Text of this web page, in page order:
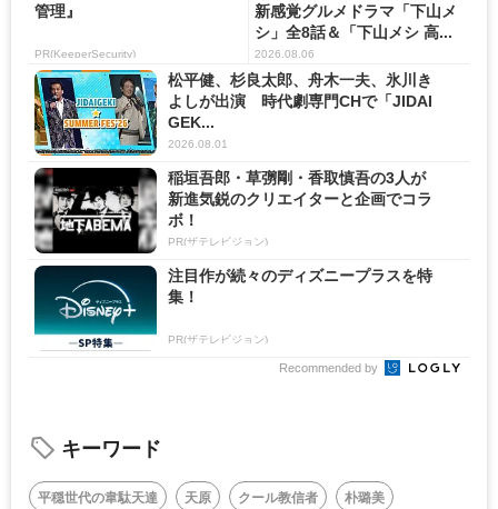
管理』
PR(KeeperSecurity)
新感覚グルメドラマ「下山メ
シ」全8話＆「下山メシ 高...
2026.08.06
松平健、杉良太郎、舟木一夫、氷川き
よしが出演 時代劇専門CHで「JIDAI
GEK...
2026.08.01
稲垣吾郎・草彅剛・香取慎吾の3人が
新進気鋭のクリエイターと企画でコラ
ボ！
PR(ザテレビジョン)
注目作が続々のディズニープラスを特
集！
PR(ザテレビジョン)
Recommended by
キーワード
平穏世代の韋駄天達 天原 クール教信者
朴璐美